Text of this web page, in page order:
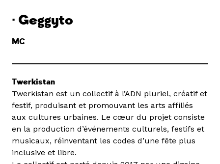
· Geggyto
MC
Twerkistan
Twerkistan est un collectif à l’ADN pluriel, créatif et
festif, produisant et promouvant les arts affiliés
aux cultures urbaines. Le cœur du projet consiste
en la production d’événements culturels, festifs et
musicaux, réinventant les codes d’une fête plus
inclusive et libre.